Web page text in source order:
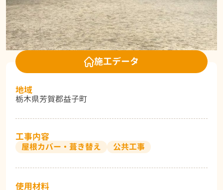
施工データ
地域
栃木県芳賀郡益子町
工事内容
屋根カバー・葺き替え 公共工事
使用材料